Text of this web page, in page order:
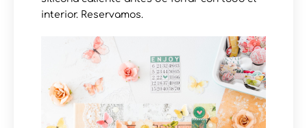
interior. Reservamos.